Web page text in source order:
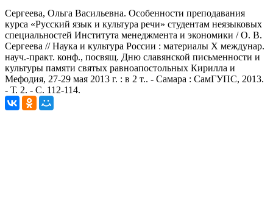
Сергеева, Ольга Васильевна. Особенности преподавания
курса «Русский язык и культура речи» студентам неязыковых
специальностей Института менеджмента и экономики / О. В.
Сергеева // Наука и культура России : материалы Х междунар.
науч.-практ. конф., посвящ. Дню славянской письменности и
культуры памяти святых равноапостольных Кирилла и
Мефодия, 27-29 мая 2013 г. : в 2 т.. - Самара : СамГУПС, 2013.
- Т. 2. - С. 112-114.